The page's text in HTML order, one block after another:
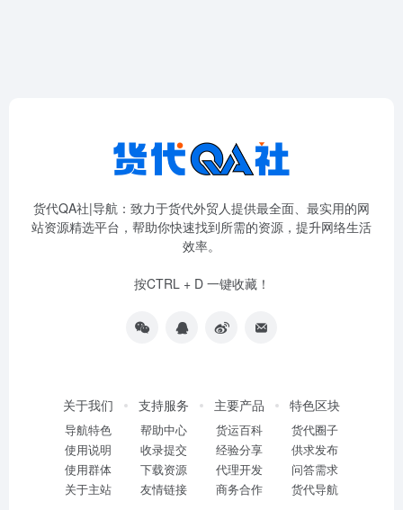
货代QA社|导航：致力于货代外贸人提供最全面、最实用的网
站资源精选平台，帮助你快速找到所需的资源，提升网络生活
效率。
按CTRL + D 一键收藏！
关于我们
导航特色
使用说明
使用群体
关于主站
支持服务
帮助中心
收录提交
下载资源
友情链接
主要产品
货运百科
经验分享
代理开发
商务合作
特色区块
货代圈子
供求发布
问答需求
货代导航